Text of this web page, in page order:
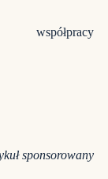
sponsorowany